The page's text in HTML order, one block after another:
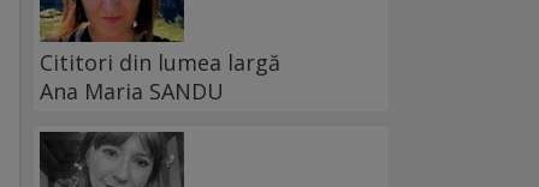
Cititori din lumea largă
Ana Maria SANDU